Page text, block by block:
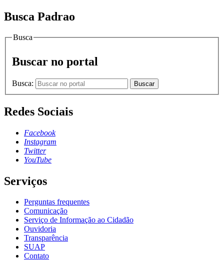
Busca Padrao
Busca
Buscar no portal
Busca: Buscar
Redes Sociais
Facebook
Instagram
Twitter
YouTube
Serviços
Perguntas frequentes
Comunicação
Serviço de Informação ao Cidadão
Ouvidoria
Transparência
SUAP
Contato